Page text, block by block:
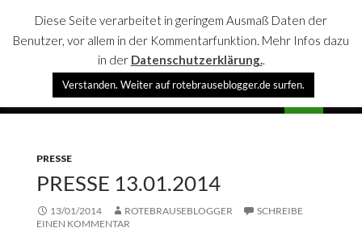
rotebrauseblogger
SPRINGE
PRESSE
PRESSE 13.01.2014
13/01/2014 ROTEBRAUSEBLOGGER
SCHREIBE
EINEN KOMMENTAR
Diese Seite verarbeitet in geringem Ausmaß Daten der
Benutzer, vor allem in der Kommentarfunktion. Mehr Infos dazu
in der Datenschutzerklärung..
Verstanden. Weiter auf rotebrauseblogger.de surfen.